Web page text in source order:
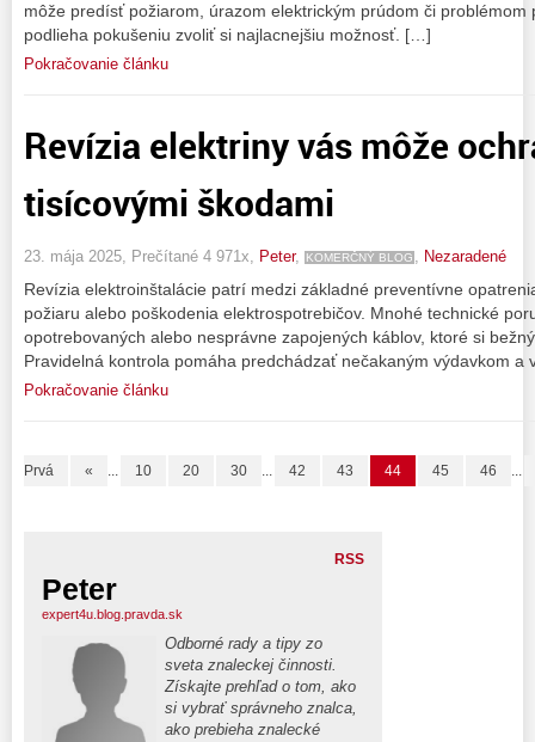
môže predísť požiarom, úrazom elektrickým prúdom či
podlieha pokušeniu zvoliť si najlacnejšiu možnosť. […]
Pokračovanie článku
Revízia elektriny vás môže
tisícovými škodami
23. mája 2025, Prečítané 4 971x, Peter, KOMERČNÝ BLOG , Nezaradené
Revízia elektroinštalácie patrí medzi základné preventívne
požiaru alebo poškodenia elektrospotrebičov. Mnohé technické
opotrebovaných alebo nesprávne zapojených káblov, ktoré si
Pravidelná kontrola pomáha predchádzať nečakaným výdavkom a
Pokračovanie článku
Prvá « ... 10 20 30 ... 42 43 44 45 46 ...
RSS
Peter
expert4u.blog.pravda.sk
Odborné rady a tipy zo
sveta znaleckej činnosti.
Získajte prehľad o tom, ako
si vybrať správneho znalca,
ako prebieha znalecké